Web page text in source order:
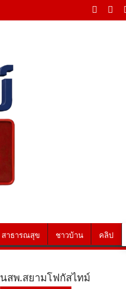
สาธารณสุข ชาวบ้าน คลิป
นสพ.สยามโฟกัสไทม์